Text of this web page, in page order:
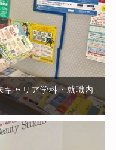
キャリア学科・就職内